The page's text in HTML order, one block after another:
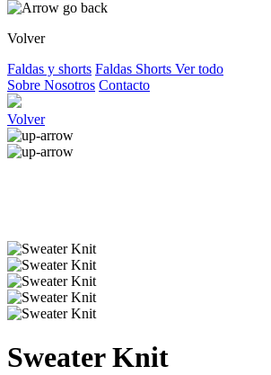
Volver
Faldas y shorts Faldas Shorts Ver todo
Sobre Nosotros Contacto
Volver
Sweater Knit